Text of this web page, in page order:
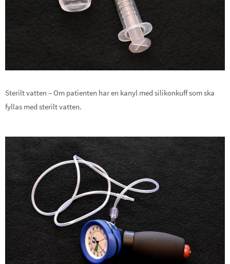
Sterilt vatten – Om patienten har en kanyl med silikonkuff som ska
fyllas med sterilt vatten.